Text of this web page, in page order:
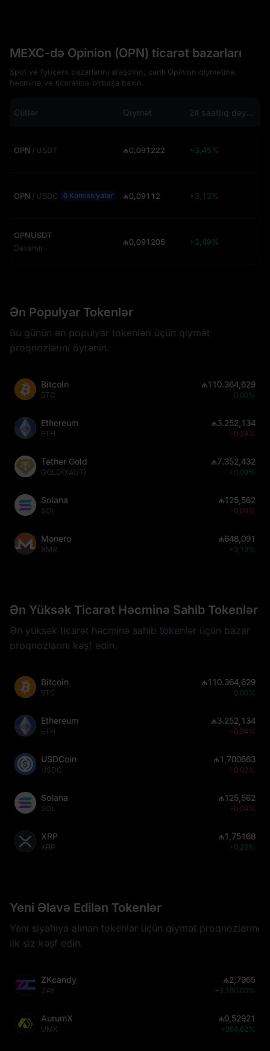
MEXC-də Opinion (OPN) ticarət bazarları
Spot və fyuçers bazarlarını araşdırın, canlı Opinion qiymətinə,
həcminə və ticarətinə birbaşa baxın.
Cütlər Qiymət 24 saatlıq dəyişiklik
OPN / USDT ₼0,091222 +3,45%
OPN / USDC 0 Komissiyalar ₼0,09112 +3,13%
OPNUSDT
Davamlı
₼0,091205 +3,49%
Ən Populyar Tokenlər
Bu günün ən populyar tokenləri üçün qiymət
proqnozlarını öyrənin.
Bitcoin
BTC
₼110.364,629
0,00%
Ethereum
ETH
₼3.252,134
-0,24%
Tether Gold
GOLD(XAUT)
₼7.352,432
+0,09%
Solana
SOL
₼125,562
-0,04%
Monero
XMR
₼648,091
+3,19%
Ən Yüksək Ticarət Həcminə Sahib Tokenlər
Ən yüksək ticarət həcminə sahib tokenlər üçün bazar
proqnozlarını kəşf edin.
Bitcoin
BTC
₼110.364,629
0,00%
Ethereum
ETH
₼3.252,134
-0,24%
USDCoin
USDC
₼1,700663
-0,02%
Solana
SOL
₼125,562
-0,04%
XRP
XRP
₼1,75168
+0,26%
Yeni Əlavə Edilən Tokenlər
Yeni siyahıya alınan tokenlər üçün qiymət proqnozlarını
ilk siz kəşf edin.
ZKcandy
ZAY
₼2,7965
+3.190,00%
AurumX
UMX
₼0,52921
+364,62%